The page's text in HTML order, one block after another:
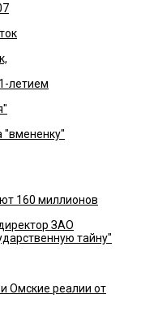
летием
"вмененку"
160 миллионов
ЗАО
тайну"
Омские реалии от